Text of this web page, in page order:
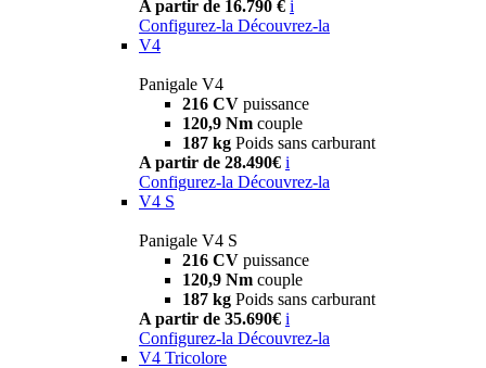
A partir de 16.790 € i
Configurez-la Découvrez-la
V4
Panigale V4
216 CV puissance
120,9 Nm couple
187 kg Poids sans carburant
A partir de 28.490€ i
Configurez-la Découvrez-la
V4 S
Panigale V4 S
216 CV puissance
120,9 Nm couple
187 kg Poids sans carburant
A partir de 35.690€ i
Configurez-la Découvrez-la
V4 Tricolore